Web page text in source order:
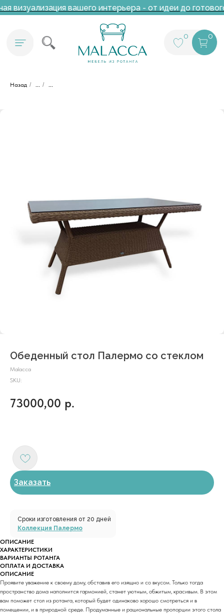
визуализация вашего интерьера - от идеи до
Назад / ... / ...
Обеденный стол Палермо со стеклом
Malacca
SKU:
73000,00 р.
Заказать
Сроки изготовления от 20 дней
Коллекция Палермо
ОПИСАНИЕ
ХАРАКТЕРИСТИКИ
ВАРИАНТЫ РОТАНГА
ОПЛАТА И ДОСТАВКА
ОПИСАНИЕ
Проявите уважение к своему дому, обставив его изящно и со вкусом. Только тогда
пространство дома наполнится гармонией, станет уютным, обжитым, красивым. В этом
вам поможет стол из ротанга, который будет одинаково хорошо смотреться и в
помещении, и в природной среде. Продуманные и рациональные пропорции этого стола